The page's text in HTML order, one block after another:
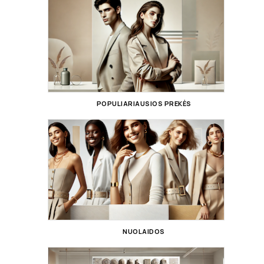
POPULIARIAUSIOS PREKĖS
NUOLAIDOS